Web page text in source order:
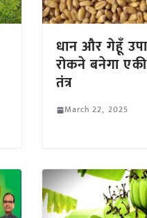
धान और गेहूँ
रोकने बनेगा
तंत्र
March 22, 2025